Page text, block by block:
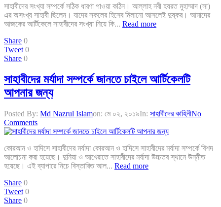
সাহাবীদের সংখ্যা সম্পর্কে সঠিক ধারণা পাওয়া কঠিন। আল্লাহ নবী হযরত মুহাম্মাদ (সা)
এর অসংখ্য সাহাবী ছিলেন। যাদের সকলের হিসেব মিলানো আসলেই দুষ্কর। আমাদের
আজকের আর্টিকেলে সাহাবীদের সংখ্যা নিয়ে কি... Read more
Share 0
Tweet 0
Share 0
সাহাবীদের মর্যাদা সম্পর্কে জানতে চাইলে আর্টিকেলটি
আপনার জন্য
Posted By: Md Nazrul Islamon: মে ০২, ২০১৯In: সাহাবীদের কাহিনীNo
Comments
কোরআন ও হাদিসে সাহাবীদের মর্যাদা কোরআন ও হাদিসে সাহাবীদের মর্যাদা সম্পর্কে বিশদ
আলোচনা করা হয়েছে। দুনিয়া ও আখেরাতে সাহাবীদের মর্যাদা উচ্চতর স্থানে উন্নীত
হয়েছে। এই ব্যাপারে নিচে বিস্তারিত আল... Read more
Share 0
Tweet 0
Share 0